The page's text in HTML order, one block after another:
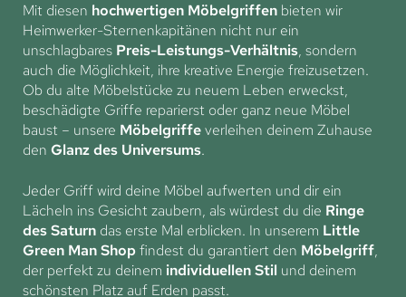
Mit diesen hochwertigen Möbelgriffen bieten wir
Heimwerker-Sternenkapitänen nicht nur ein
unschlagbares Preis-Leistungs-Verhältnis, sondern
auch die Möglichkeit, ihre kreative Energie freizusetzen.
Ob du alte Möbelstücke zu neuem Leben erweckst,
beschädigte Griffe reparierst oder ganz neue Möbel
baust – unsere Möbelgriffeverleihen deinem Zuhause
den Glanz des Universums.
Jeder Griff wird deine Möbel aufwerten und dir ein
Lächeln ins Gesicht zaubern, als würdest du die Ringe
des Saturn das erste Mal erblicken. In unserem Little
Green Man Shopfindest du garantiert den Möbelgriff,
der perfekt zu deinem individuellen Stil und deinem
schönsten Platz auf Erden passt.